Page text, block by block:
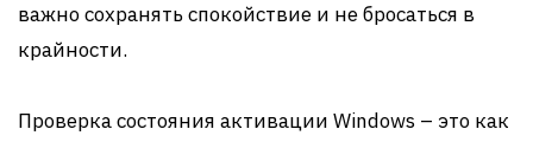
важно сохранять спокойствие и не бросаться в
крайности.
Проверка состояния активации Windows – это как